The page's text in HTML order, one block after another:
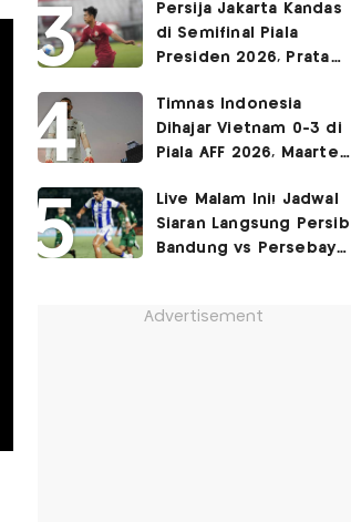
Lawan
Persija Jakarta Kandas
di Semifinal Piala
Presiden 2026, Pratama
Butuh Waktu
Timnas Indonesia
Dihajar Vietnam 0-3 di
Piala AFF 2026, Maarten
Tetap Beri Dukungan
Live Malam Ini! Jadwal
Siaran Langsung Persib
Bandung vs Persebaya
Advertisement